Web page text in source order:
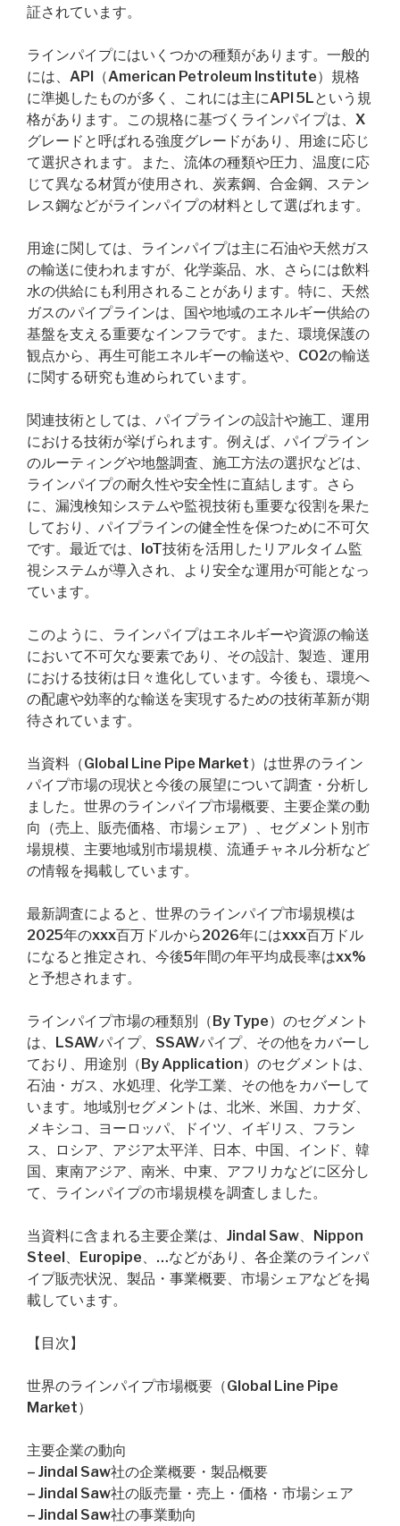
証されています。
ラインパイプにはいくつかの種類があります。一般的
には、API（American Petroleum Institute）規格
に準拠したものが多く、これには主にAPI 5Lという規
格があります。この規格に基づくラインパイプは、X
グレードと呼ばれる強度グレードがあり、用途に応じ
て選択されます。また、流体の種類や圧力、温度に応
じて異なる材質が使用され、炭素鋼、合金鋼、ステン
レス鋼などがラインパイプの材料として選ばれます。
用途に関しては、ラインパイプは主に石油や天然ガス
の輸送に使われますが、化学薬品、水、さらには飲料
水の供給にも利用されることがあります。特に、天然
ガスのパイプラインは、国や地域のエネルギー供給の
基盤を支える重要なインフラです。また、環境保護の
観点から、再生可能エネルギーの輸送や、CO2の輸送
に関する研究も進められています。
関連技術としては、パイプラインの設計や施工、運用
における技術が挙げられます。例えば、パイプライン
のルーティングや地盤調査、施工方法の選択などは、
ラインパイプの耐久性や安全性に直結します。さら
に、漏洩検知システムや監視技術も重要な役割を果た
しており、パイプラインの健全性を保つために不可欠
です。最近では、IoT技術を活用したリアルタイム監
視システムが導入され、より安全な運用が可能となっ
ています。
このように、ラインパイプはエネルギーや資源の輸送
において不可欠な要素であり、その設計、製造、運用
における技術は日々進化しています。今後も、環境へ
の配慮や効率的な輸送を実現するための技術革新が期
待されています。
当資料（Global Line Pipe Market）は世界のライン
パイプ市場の現状と今後の展望について調査・分析し
ました。世界のラインパイプ市場概要、主要企業の動
向（売上、販売価格、市場シェア）、セグメント別市
場規模、主要地域別市場規模、流通チャネル分析など
の情報を掲載しています。
最新調査によると、世界のラインパイプ市場規模は
2025年のxxx百万ドルから2026年にはxxx百万ドル
になると推定され、今後5年間の年平均成長率はxx%
と予想されます。
ラインパイプ市場の種類別（By Type）のセグメント
は、LSAWパイプ、SSAWパイプ、その他をカバーし
ており、用途別（By Application）のセグメントは、
石油・ガス、水処理、化学工業、その他をカバーして
います。地域別セグメントは、北米、米国、カナダ、
メキシコ、ヨーロッパ、ドイツ、イギリス、フラン
ス、ロシア、アジア太平洋、日本、中国、インド、韓
国、東南アジア、南米、中東、アフリカなどに区分し
て、ラインパイプの市場規模を調査しました。
当資料に含まれる主要企業は、Jindal Saw、Nippon
Steel、Europipe、…などがあり、各企業のラインパ
イプ販売状況、製品・事業概要、市場シェアなどを掲
載しています。
【目次】
世界のラインパイプ市場概要（Global Line Pipe
Market）
主要企業の動向
– Jindal Saw社の企業概要・製品概要
– Jindal Saw社の販売量・売上・価格・市場シェア
– Jindal Saw社の事業動向